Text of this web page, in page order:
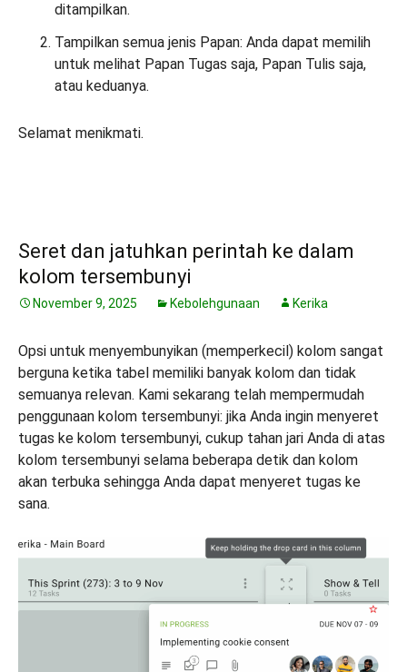
ditampilkan.
Tampilkan semua jenis Papan: Anda dapat memilih
untuk melihat Papan Tugas saja, Papan Tulis saja,
atau keduanya.
Selamat menikmati.
Seret dan jatuhkan perintah ke dalam
kolom tersembunyi
November 9, 2025 Kebolehgunaan Kerika
Opsi untuk menyembunyikan (memperkecil) kolom sangat
berguna ketika tabel memiliki banyak kolom dan tidak
semuanya relevan. Kami sekarang telah mempermudah
penggunaan kolom tersembunyi: jika Anda ingin menyeret
tugas ke kolom tersembunyi, cukup tahan jari Anda di atas
kolom tersembunyi selama beberapa detik dan kolom
akan terbuka sehingga Anda dapat menyeret tugas ke
sana.